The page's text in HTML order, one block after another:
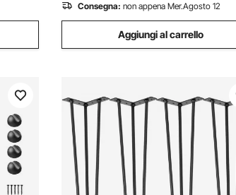
Consegna: non appena Mer.Agosto 12
Aggiungi al carrello